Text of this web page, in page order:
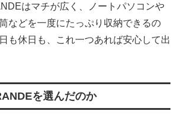
はマチが広く、ノートパソコンや
などを一度にたっぷり収納できるの
も休日も、これ一つあれば安心して出
を選んだのか